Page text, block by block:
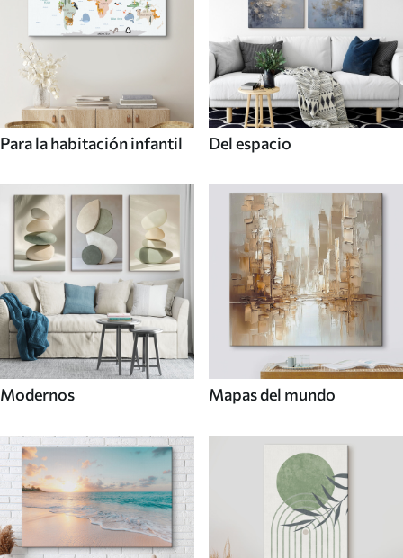
Para la habitación infantil Del espacio
Modernos Mapas del mundo